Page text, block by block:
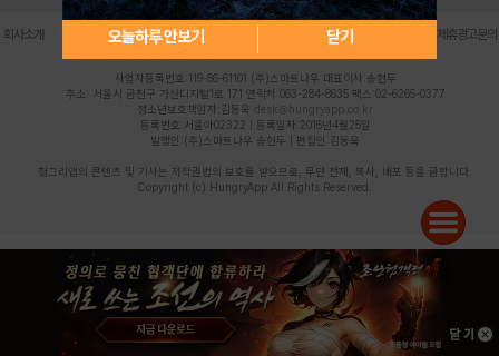
오늘하루 안보기 닫기
회사소개 | 개인정보 처리방침 불법촬영물 신고센터 제휴광고문의
사업자등록번호:119-86-61101 (주)스마트나우 대표이사:송현두
주소: 서울시 금천구 가산디지털1로 171 연락처:063-284-8635 팩스:02-6265-0377
청소년보호책임자:김동욱 desk@hungryapp.co.kr
등록번호:서울아02322 | 등록일자:2016년4월25일
발행인:(주)스마트나우 송현두 | 편집인:김동욱
헝그리앱의 콘텐츠 및 기사는 저작권법의 보호를 받으므로, 무단 전재, 복사, 배포 등을 금합니다.
Copyright (c) HungryApp All Rights Reserved.